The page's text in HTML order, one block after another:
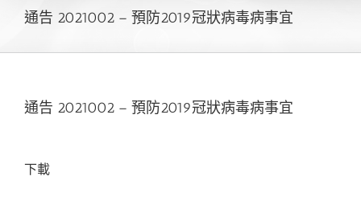
通告 2021002 – 預防2019冠狀病毒病事宜
通告 2021002 – 預防2019冠狀病毒病事宜
下載